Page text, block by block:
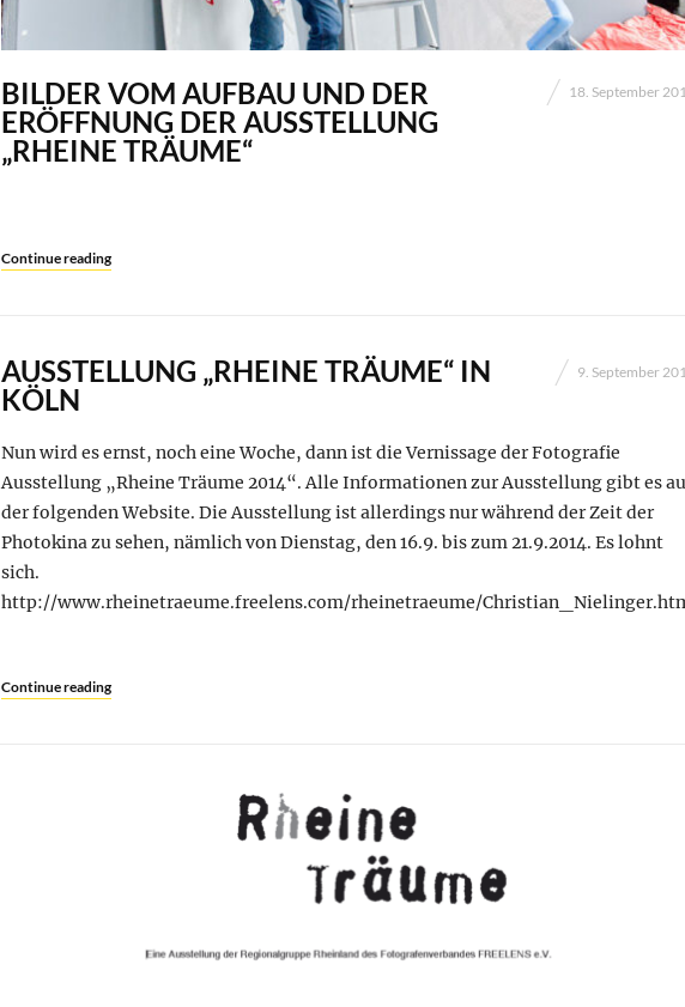
BILDER VOM AUFBAU UND DER
ERÖFFNUNG DER AUSSTELLUNG
„RHEINE TRÄUME“
18. September
Continue reading
AUSSTELLUNG „RHEINE TRÄUME“ IN
KÖLN
9. September
Nun wird es ernst, noch eine Woche, dann ist die Vernissage der Fotografie
Ausstellung „Rheine Träume 2014“. Alle Informationen zur Ausstellung gibt es
der folgenden Website. Die Ausstellung ist allerdings nur während der Zeit der
Photokina zu sehen, nämlich von Dienstag, den 16.9. bis zum 21.9.2014. Es lohnt
sich.
http://www.rheinetraeume.freelens.com/rheinetraeume/
Continue reading